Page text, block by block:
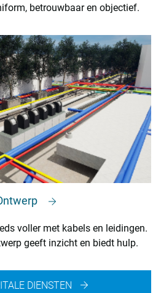
betrouwbaar en objectief.
voller met kabels en leidingen.
geeft inzicht en biedt hulp.
DIENSTEN